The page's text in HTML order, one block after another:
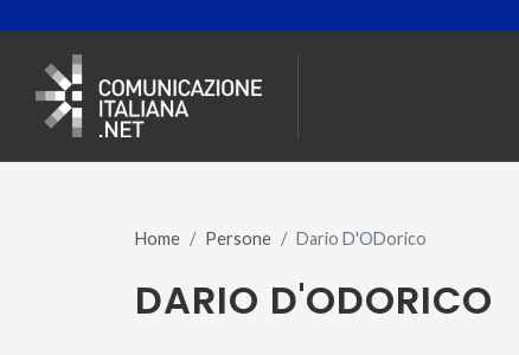
Home Persone Dario D'ODorico
DARIO D'ODORICO